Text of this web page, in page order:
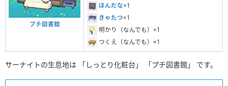
プチ図書館
ほんだな×1
きゃたつ×1
明かり（なんでも）×1
つくえ（なんでも）×1
サーナイトの生息地は 「しっとり化粧台」 「プチ図書館」 です。